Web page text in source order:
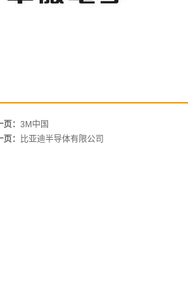
： 3M中国
页：
比亚迪半导体有限公司